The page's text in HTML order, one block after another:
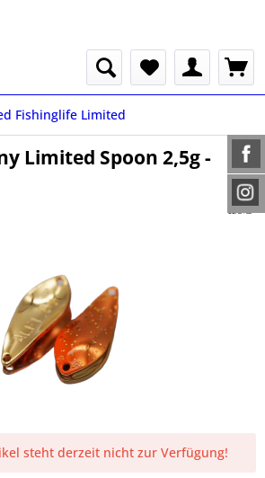
Fishinglife Limited
Limited Spoon 2,5g -
steht derzeit nicht zur Verfügung!